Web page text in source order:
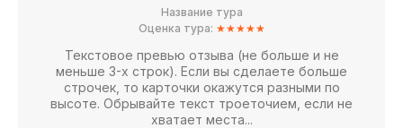
Название тура
Оценка тура: ★★★★★
Текстовое превью отзыва (не больше и не
меньше 3-х строк). Если вы сделаете больше
строчек, то карточки окажутся разными по
высоте. Обрывайте текст троеточием, если не
хватает места...